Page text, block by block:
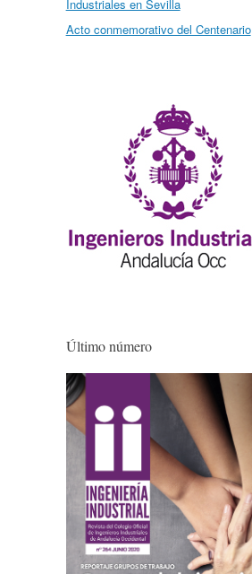
Industriales en Sevilla
Acto conmemorativo del Centenario
Último número